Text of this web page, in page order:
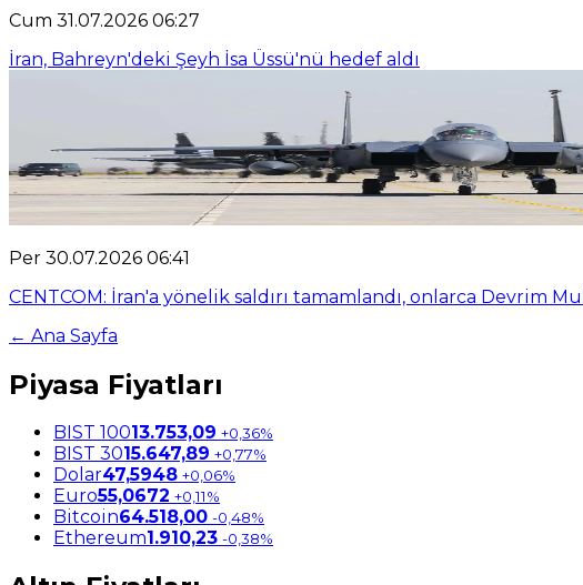
Cum 31.07.2026 06:27
İran, Bahreyn'deki Şeyh İsa Üssü'nü hedef aldı
Per 30.07.2026 06:41
CENTCOM: İran'a yönelik saldırı tamamlandı, onlarca Devrim
← Ana Sayfa
Piyasa Fiyatları
BIST 10013.753,09 +0,36%
BIST 3015.647,89 +0,77%
Dolar47,5948 +0,06%
Euro55,0672 +0,11%
Bitcoin64.518,00 -0,48%
Ethereum1.910,23 -0,38%